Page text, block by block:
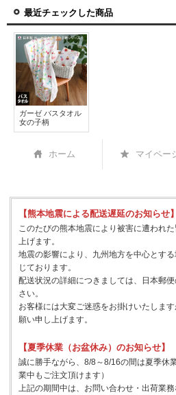
最近チェックした商品
ガーゼ バスタオル
女の子柄
ホーム マイペー
【熊本地震による配送遅延のお知らせ】
このたびの熊本地震により被害に遭われ
上げます。
地震の影響により、九州地方を中心とす
じております。
配送状況の詳細につきましては、日本郵
さい。
お客様には大変ご迷惑をお掛けいたしま
願い申し上げます。
【夏季休業（お盆休み）のお知らせ】
誠に勝手ながら、8/8～8/16の間は夏季休
業中もご注文頂けます）
上記の期間中は、お問い合わせ・出荷業